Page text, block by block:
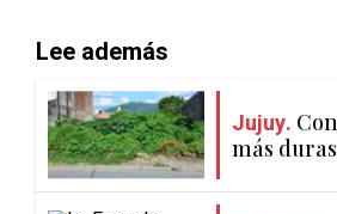
Lee además
Jujuy.
más